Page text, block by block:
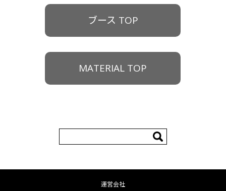
ブース TOP
MATERIAL TOP
索:
運営会社